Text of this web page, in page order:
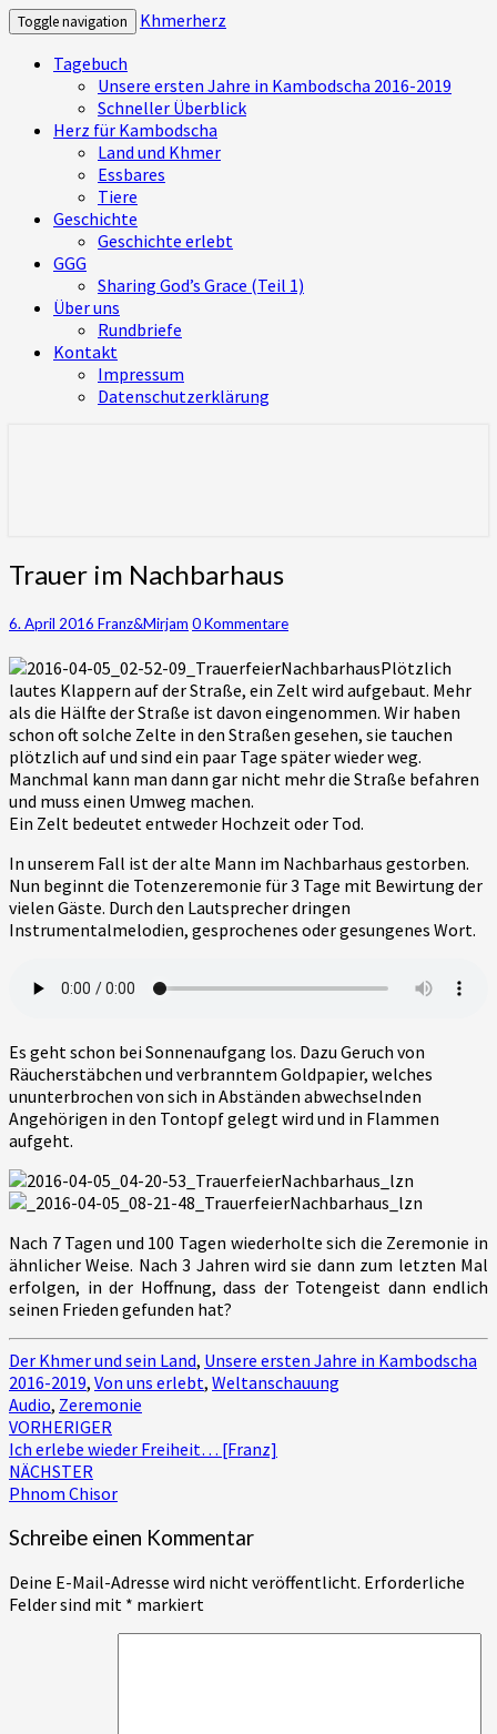
Toggle navigation
Khmerherz
Tagebuch
Unsere ersten Jahre in Kambodscha 2016-2019
Schneller Überblick
Herz für Kambodscha
Land und Khmer
Essbares
Tiere
Geschichte
Geschichte erlebt
GGG
Sharing God’s Grace (Teil 1)
Über uns
Rundbriefe
Kontakt
Impressum
Datenschutzerklärung
Wirken in ihrem Herzen und Leben
erleben
Trauer
im
Trauer im Nachbarhaus
6. April 2016 Franz&Mirjam Kommentare
0 Kommentare
Plötzlich
lautes Klappern auf der Straße, ein Zelt wird aufgebaut. Mehr
als die Hälfte der Straße ist davon eingenommen. Wir haben
schon oft solche Zelte in den Straßen gesehen, sie tauchen
plötzlich auf und sind ein paar Tage später wieder weg.
Manchmal kann man dann gar nicht mehr die Straße befahren
und muss einen Umweg machen.
Ein Zelt bedeutet entweder Hochzeit oder Tod.
In unserem Fall ist der alte Mann im Nachbarhaus gestorben.
Nun beginnt die Totenzeremonie für 3 Tage mit Bewirtung der
vielen Gäste. Durch den Lautsprecher dringen
Instrumentalmelodien, gesprochenes oder gesungenes Wort.
Es geht schon bei Sonnenaufgang los. Dazu Geruch von
Räucherstäbchen und verbranntem Goldpapier, welches
ununterbrochen von sich in Abständen abwechselnden
Angehörigen in den Tontopf gelegt wird und in Flammen
aufgeht.
Nach 7 Tagen und 100 Tagen wiederholte sich die Zeremonie in
ähnlicher Weise. Nach 3 Jahren wird sie dann zum letzten Mal
erfolgen, in der Hoffnung, dass der Totengeist dann endlich
seinen Frieden gefunden hat?
Der Khmer und sein Land, Unsere ersten Jahre in Kambodscha
2016-2019, Von uns erlebt, Weltanschauung
Audio, Zeremonie
Beitragsnavigation
VORHERIGER
Ich erlebe wieder Freiheit… [Franz]
NÄCHSTER
Phnom Chisor
Schreibe einen Kommentar
Deine E-Mail-Adresse wird nicht veröffentlicht. Erforderliche
Felder sind mit * markiert